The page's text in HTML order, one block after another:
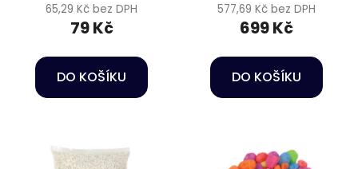
65,29 Kč bez DPH
79 Kč
DO KOŠÍKU
577,69 Kč bez DPH
699 Kč
DO KOŠÍKU